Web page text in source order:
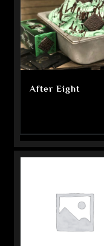
After Eight